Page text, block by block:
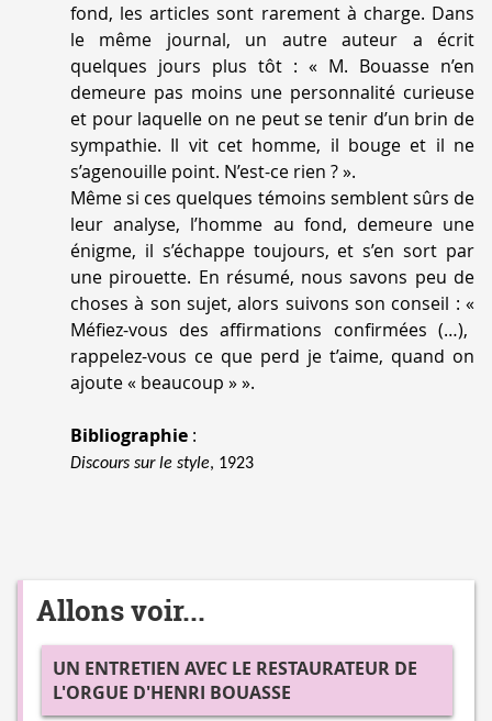
fond, les articles sont rarement à charge. Dans
le même journal, un autre auteur a écrit
quelques jours plus tôt : « M. Bouasse n’en
demeure pas moins une personnalité curieuse
et pour laquelle on ne peut se tenir d’un brin de
sympathie. Il vit cet homme, il bouge et il ne
s’agenouille point. N’est-ce rien ?».
Même si ces quelques témoins semblent sûrs de
leur analyse, l’homme au fond, demeure une
énigme, il s’échappe toujours, et s’en sort par
une pirouette. En résumé, nous savons peu de
choses à son sujet, alors suivons son conseil : «
Méfiez-vous des affirmations confirmées (…),
rappelez-vous ce que perd je t’aime, quand on
ajoute « beaucoup »».
Bibliographie :
Discours sur le style, 1923
Allons voir...
UN ENTRETIEN AVEC LE RESTAURATEUR DE
L'ORGUE D'HENRI BOUASSE